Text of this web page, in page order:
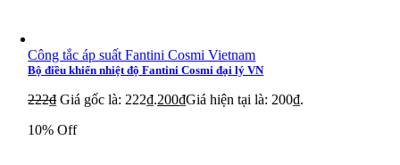
Công tắc áp suất Fantini Cosmi Vietnam
Bộ điều khiển nhiệt độ Fantini Cosmi đại lý VN
222₫ Giá gốc là: 222₫.200₫Giá hiện tại là: 200₫.
10% Off